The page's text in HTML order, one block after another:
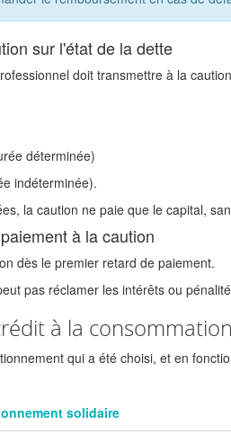
sur l'état de la dette
doit transmettre à la
déterminée)
indéterminée).
la caution ne paie que le capital,
à la caution
dès le premier retard de paiement.
pas réclamer les intérêts ou
à la
qui a été choisi, et en
solidaire